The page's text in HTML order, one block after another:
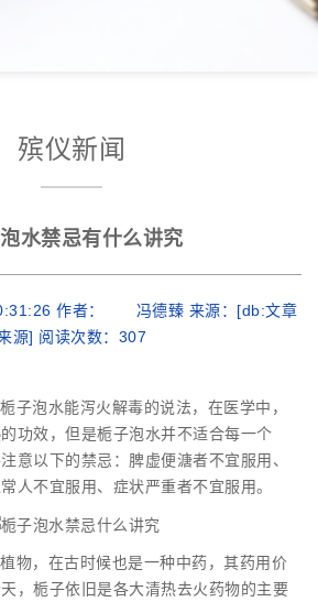
殡仪新闻
水禁忌有什么讲究
作者： 冯德臻 来源：[db:文章
源] 阅读次数： 307
子泡水能泻火解毒的说法，在医学中，
功效，但是栀子泡水并不适合每一个
意以下的禁忌：脾虚便溏者不宜服用、
人不宜服用、症状严重者不宜服用。
物，在古时候也是一种中药，其药用价
，栀子依旧是各大清热去火药物的主要